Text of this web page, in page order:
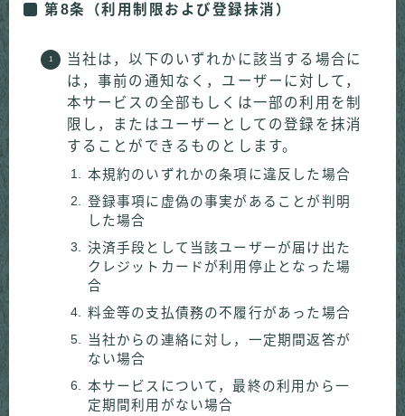
第8条（利用制限および登録抹消）
当社は，以下のいずれかに該当する場合に
は，事前の通知なく，ユーザーに対して，
本サービスの全部もしくは一部の利用を制
限し，またはユーザーとしての登録を抹消
することができるものとします。
本規約のいずれかの条項に違反した場合
登録事項に虚偽の事実があることが判明
した場合
決済手段として当該ユーザーが届け出た
クレジットカードが利用停止となった場
合
料金等の支払債務の不履行があった場合
当社からの連絡に対し，一定期間返答が
ない場合
本サービスについて，最終の利用から一
定期間利用がない場合